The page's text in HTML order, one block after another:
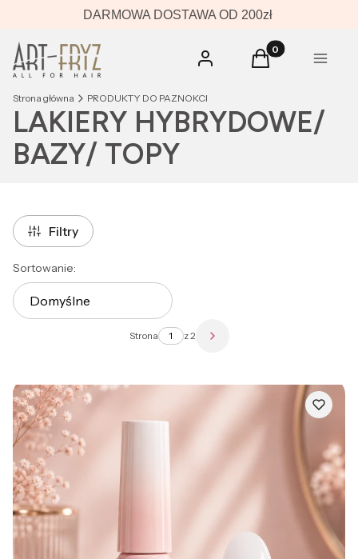
DARMOWA DOSTAWA OD 200zł
Zaloguj się Produkty w
Koszyk Menu
Strona główna PRODUKTY DO PAZNOKCI
LAKIERY HYBRYDOWE/
BAZY/ TOPY
Filtry
Lista produktów
Sortowanie:
Domyślne
Strona z 2 Następne produkty